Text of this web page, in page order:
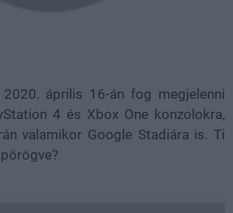
április 16-án fog megjelenni
4 és Xbox One konzolokra,
valamikor Google Stadiára is. Ti